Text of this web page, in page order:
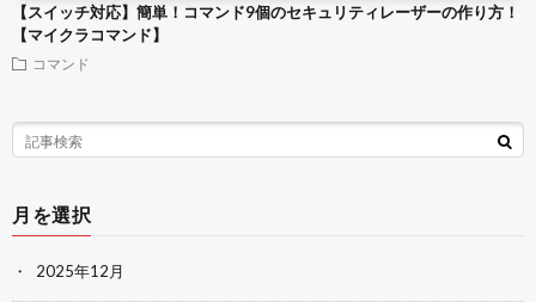
【スイッチ対応】簡単！コマンド9個のセキュリティレーザーの作り方！
【マイクラコマンド】
コマンド
月を選択
2025年12月